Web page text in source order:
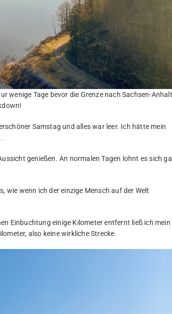
wenige Tage bevor die Grenze nach Sachsen-Anhalt
Samstag und alles war leer. Ich hätte mein
genießen. An normalen Tagen lohnt es sich
wie wenn ich der einzige Mensch auf der Welt
Einbuchtung einige Kilometer entfernt ließ ich mein
also keine wirkliche Strecke.